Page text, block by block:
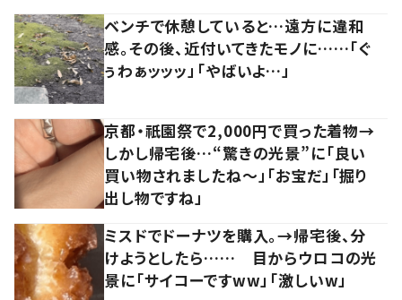
ベンチで休憩していると…遠方に違和
感。その後、近付いてきたモノに……「ぐ
ぅわぁッッッ」「やばいよ…」
京都・祇園祭で2,000円で買った着物→
しかし帰宅後…“驚きの光景”に「良い
買い物されましたね～」「お宝だ」「掘り
出し物ですね」
ミスドでドーナツを購入。→帰宅後、分
けようとしたら…… 目からウロコの光
景に「サイコーですww」「激しいw」